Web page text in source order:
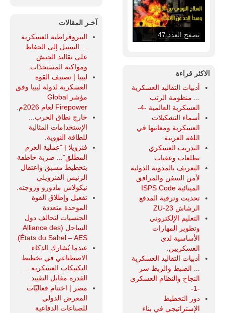
تصفح العدد 47
الاكثر قراءة
أدبيات التقاليد العسكرية
... منظومة الرتب
العسكرية العالمية -4-
أسماء التشكيلات
العسكرية ومعانيها في
اللغة العربية.
التدريب العسكري
تطلعات وعقبات
التعريف بالمدونة الدولية
لأمن السفن والمرافق
المينائية ISPS Code
تحديث وترقية المدفع
الرشاش ZU-23
التعليم الإلكتروني
وتطوير المهارات
الأساسية لدى
العسكريين.
أدبيات التقاليد العسكرية
... الضبط والربط سر
النجاح والنظام العسكري
-1-
دور التخطيط
الإستراتيجي في بناء
آخـر المقالات
البيروقراطية العسكرية
... السبيل إلى الحفاظ
على تقاليد الجيش
ومواكبة المستجدّات.
ليبيا | تصنيف القوة
العسكرية لدولة ليبيا وفق
مؤشر Global
Firepower لعام 2026م.
خارج نطاق الحرب...
الإستخدامات المثالية
للطاقة النووية.
فنزويلا | "عملية العزم
المطلق"... ضربة خاطفة
بتخطيط مسبق واعتقال
الرئيس الفنزويلي
نيكولاس مادورو وزوجته.
تفعيل وإطلاق القوة
الموحدة متعددة
الجنسيات لتحالف دول
الساحل (Alliance des
États du Sahel – AES).
عندما يُشارك الذكاء
الاصطناعي في تخطيط
التكتيكات العسكرية ...
القدرة مقابل التقييد.
مصر | اختتام فعاليّات
المعرض الدولي
للصناعات الدفاعية